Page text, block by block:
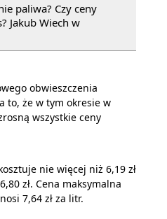
paliwa? Czy ceny
Jakub Wiech w
obwieszczenia
to, że w tym okresie w
wszystkie ceny
nie więcej niż 6,19 zł
zł. Cena maksymalna
7,64 zł za litr.